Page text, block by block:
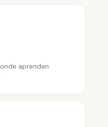
aprenden